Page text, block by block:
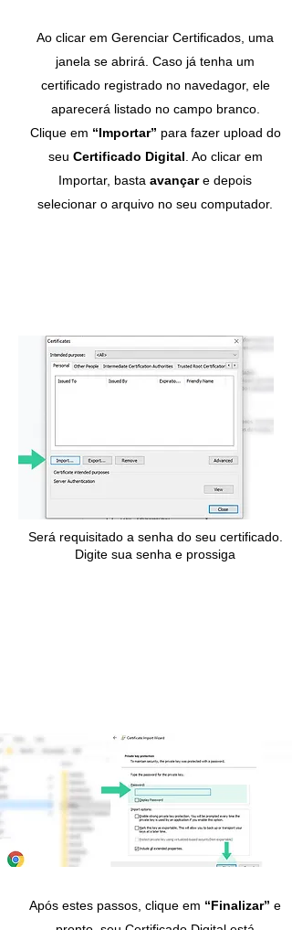
Ao clicar em Gerenciar Certificados, uma
janela se abrirá. Caso já tenha um
certificado registrado no navedagor, ele
aparecerá listado no campo branco.
Clique em “Importar” para fazer upload do
seu Certificado Digital . Ao clicar em
Importar, basta avançare depois
selecionar o arquivo no seu computador.
Será requisitado a senha do seu certificado.
Digite sua senha e prossiga
.
Após estes passos, clique em “Finalizar” e